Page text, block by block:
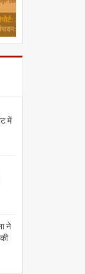
में
ने